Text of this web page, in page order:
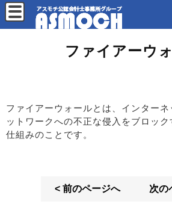
ファイアーウ
ファイアーウォールとは、インター
ットワークへの不正な侵入をブロッ
仕組みのことです。
< 前のページへ 次の